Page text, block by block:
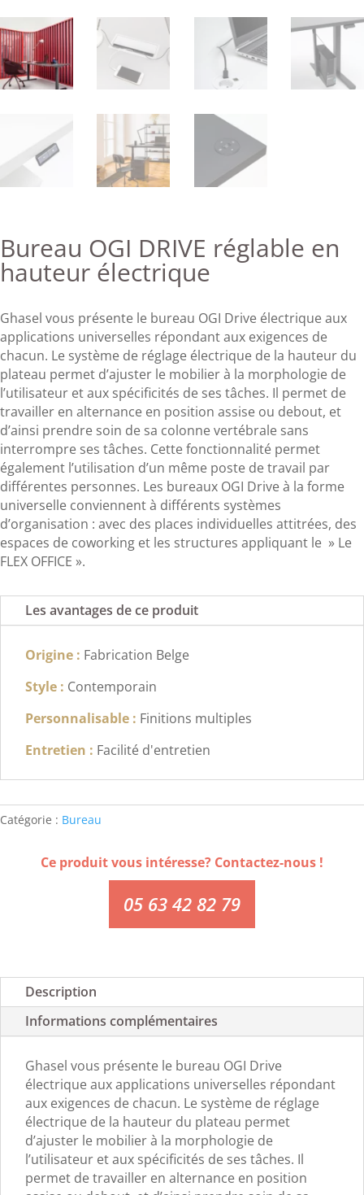
Bureau OGI DRIVE réglable en
hauteur électrique
Ghasel vous présente le bureau OGI Drive électrique aux
applications universelles répondant aux exigences de
chacun. Le système de réglage électrique de la hauteur du
plateau permet d’ajuster le mobilier à la morphologie de
l’utilisateur et aux spécificités de ses tâches. Il permet de
travailler en alternance en position assise ou debout, et
d’ainsi prendre soin de sa colonne vertébrale sans
interrompre ses tâches. Cette fonctionnalité permet
également l’utilisation d’un même poste de travail par
différentes personnes. Les bureaux OGI Drive à la forme
universelle conviennent à différents systèmes
d’organisation : avec des places individuelles attitrées, des
espaces de coworking et les structures appliquant le » Le
FLEX OFFICE ».
Les avantages de ce produit
Origine : Fabrication Belge
Style : Contemporain
Personnalisable : Finitions multiples
Entretien : Facilité d'entretien
Catégorie : Bureau
Ce produit vous intéresse? Contactez-nous !
05 63 42 82 79
Description
Informations complémentaires
Ghasel vous présente le bureau OGI Drive
électrique aux applications universelles répondant
aux exigences de chacun. Le système de réglage
électrique de la hauteur du plateau permet
d’ajuster le mobilier à la morphologie de
l’utilisateur et aux spécificités de ses tâches. Il
permet de travailler en alternance en position